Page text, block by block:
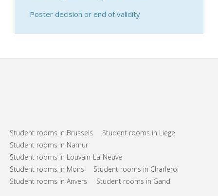
Poster decision or end of validity
Student rooms in Brussels
Student rooms in Liege
Student rooms in Namur
Student rooms in Louvain-La-Neuve
Student rooms in Mons
Student rooms in Charleroi
Student rooms in Anvers
Student rooms in Gand